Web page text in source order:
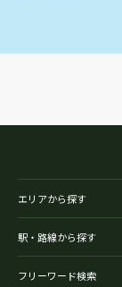
エリアから探す
駅・路線から探す
フリーワード検索